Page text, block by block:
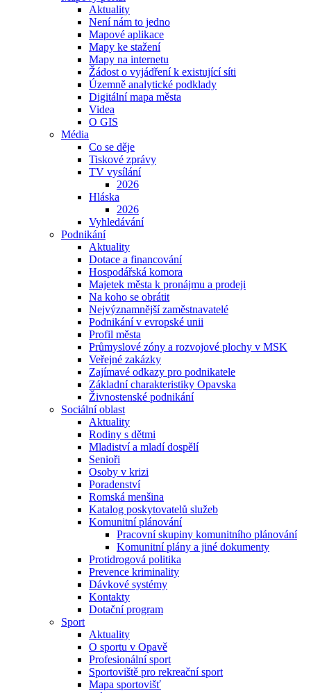
Aktuality
Není nám to jedno
Mapové aplikace
Mapy ke stažení
Mapy na internetu
Žádost o vyjádření k existující síti
Územně analytické podklady
Digitální mapa města
Videa
O GIS
Média
Co se děje
Tiskové zprávy
TV vysílání
2026
Hláska
2026
Vyhledávání
Podnikání
Aktuality
Dotace a financování
Hospodářská komora
Majetek města k pronájmu a prodeji
Na koho se obrátit
Nejvýznamnější zaměstnavatelé
Podnikání v evropské unii
Profil města
Průmyslové zóny a rozvojové plochy v MSK
Veřejné zakázky
Zajímavé odkazy pro podnikatele
Základní charakteristiky Opavska
Živnostenské podnikání
Sociální oblast
Aktuality
Rodiny s dětmi
Mladiství a mladí dospělí
Senioři
Osoby v krizi
Poradenství
Romská menšina
Katalog poskytovatelů služeb
Komunitní plánování
Pracovní skupiny komunitního plánování
Komunitní plány a jiné dokumenty
Protidrogová politika
Prevence kriminality
Dávkové systémy
Kontakty
Dotační program
Sport
Aktuality
O sportu v Opavě
Profesionální sport
Sportoviště pro rekreační sport
Mapa sportovišť